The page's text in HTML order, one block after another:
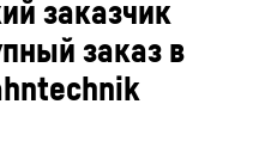
заказчик
заказ в